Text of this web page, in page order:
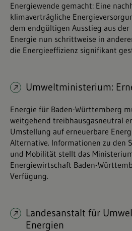
Energiewende gemacht: Eine
klimaverträgliche
dem endgültigen Ausstieg aus der
Energie nun schrittweise in
die Energieeffizienz signifikant
Umweltministerium:
Energie für Baden-Württemberg
weitgehend treibhausgasneutral
Umstellung auf erneuerbare
Alternative. Informationen zu den
und Mobilität stellt das
Energiewirtschaft Baden-
Verfügung.
Landesanstalt für
Energien